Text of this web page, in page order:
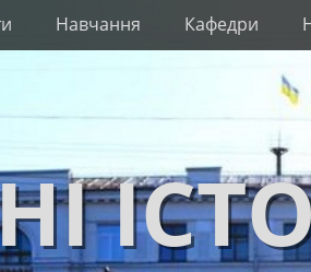
Навчання Кафедри